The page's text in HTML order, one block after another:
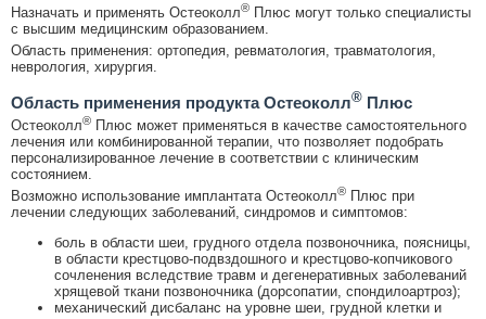
Назначать и применять Остеоколл® Плюс могут только специалисты
с высшим медицинским образованием.
Область применения: ортопедия, ревматология, травматология,
неврология, хирургия.
Область применения продукта Остеоколл® Плюс
Остеоколл® Плюс может применяться в качестве самостоятельного
лечения или комбинированной терапии, что позволяет подобрать
персонализированное лечение в соответствии с клиническим
состоянием.
Возможно использование имплантата Остеоколл® Плюс при
лечении следующих заболеваний, синдромов и симптомов:
боль в области шеи, грудного отдела позвоночника, поясницы,
в области крестцово-подвздошного и крестцово-копчикового
сочленения вследствие травм и дегенеративных заболеваний
хрящевой ткани позвоночника (дорсопатии, спондилоартроз);
механический дисбаланс на уровне шеи, грудной клетки и